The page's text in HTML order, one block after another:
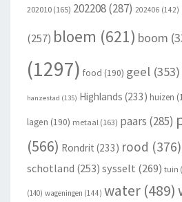
202010 (165) 202208(287) 202406 (142)
(257) bloem (621) boom
(1297) food (190) geel (353)
hanzestad (135) Highlands (233) huizen
lagen (190) metaal (163) paars (285)
(566) Rondrit (233) rood (376)
schotland (253) sysselt (269) tuin
(140) wageningen (144) water (489)